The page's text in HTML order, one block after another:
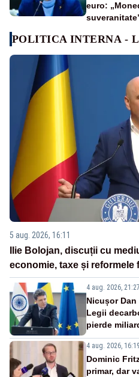
euro:
POLITICA INTERNA -
5 aug. 2026, 16:11
Ilie Bolojan, discuții cu
economie, taxe și reformele
4 aug. 2026, 21:27
Nicușor
Legii
pierde
4 aug. 2026, 16:19
Dominic
primar, dar